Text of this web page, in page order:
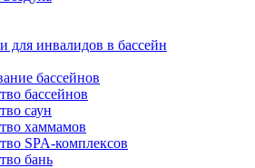
для инвалидов в бассейн
бассейнов
бассейнов
саун
хаммамов
SPA-комплексов
бань